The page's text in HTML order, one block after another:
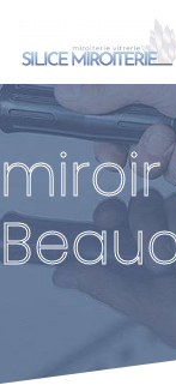
Panneau de